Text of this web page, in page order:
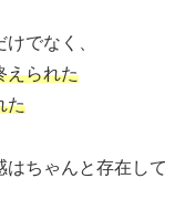
でなく、
えられた
た
はちゃんと存在して